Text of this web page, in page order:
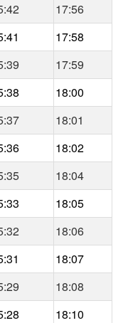
17:56
17:58
17:59
18:00
18:01
18:02
18:04
18:05
18:06
18:07
18:08
18:10